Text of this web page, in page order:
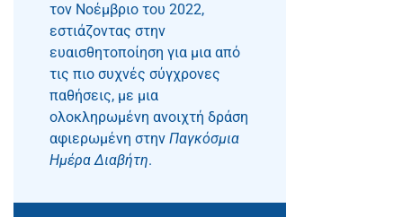
τον Νοέμβριο του 2022,
εστιάζοντας στην
ευαισθητοποίηση για μια από
τις πιο συχνές σύγχρονες
παθήσεις, με μια
ολοκληρωμένη ανοιχτή δράση
αφιερωμένη στην Παγκόσμια
Ημέρα Διαβήτη.